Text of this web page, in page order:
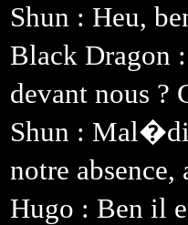
Shun : Heu,
Black Dragon
devant nous
Shun :
notre
Hugo : Ben il